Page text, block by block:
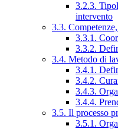
3.2.3.
intervento
3.3.
3.3.1.
3.3.2.
3.4. Metodo di
3.4.1.
3.4.2.
3.4.3.
3.4.4.
3.5. Il processo
3.5.1.